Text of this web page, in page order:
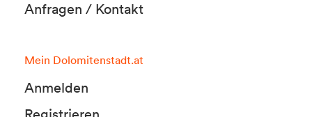
Anfragen / Kontakt
Mein Dolomitenstadt.at
Anmelden